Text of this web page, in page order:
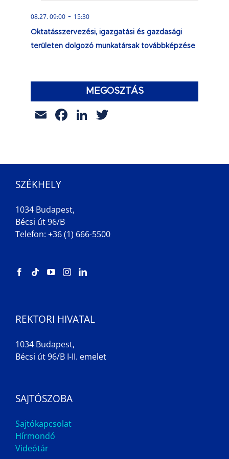
08.27. 09:00 - 15:30
Oktatásszervezési, igazgatási és gazdasági
területen dolgozó munkatársak továbbképzése
MEGOSZTÁS
EmailFacebook
LinkedIn
SZÉKHELY
1034 Budapest,
Bécsi út 96/B
Telefon: +36 (1) 666-5500
REKTORI HIVATAL
1034 Budapest,
Bécsi út 96/B I-II. emelet
SAJTÓSZOBA
Sajtókapcsolat
Hírmondó
Videótár